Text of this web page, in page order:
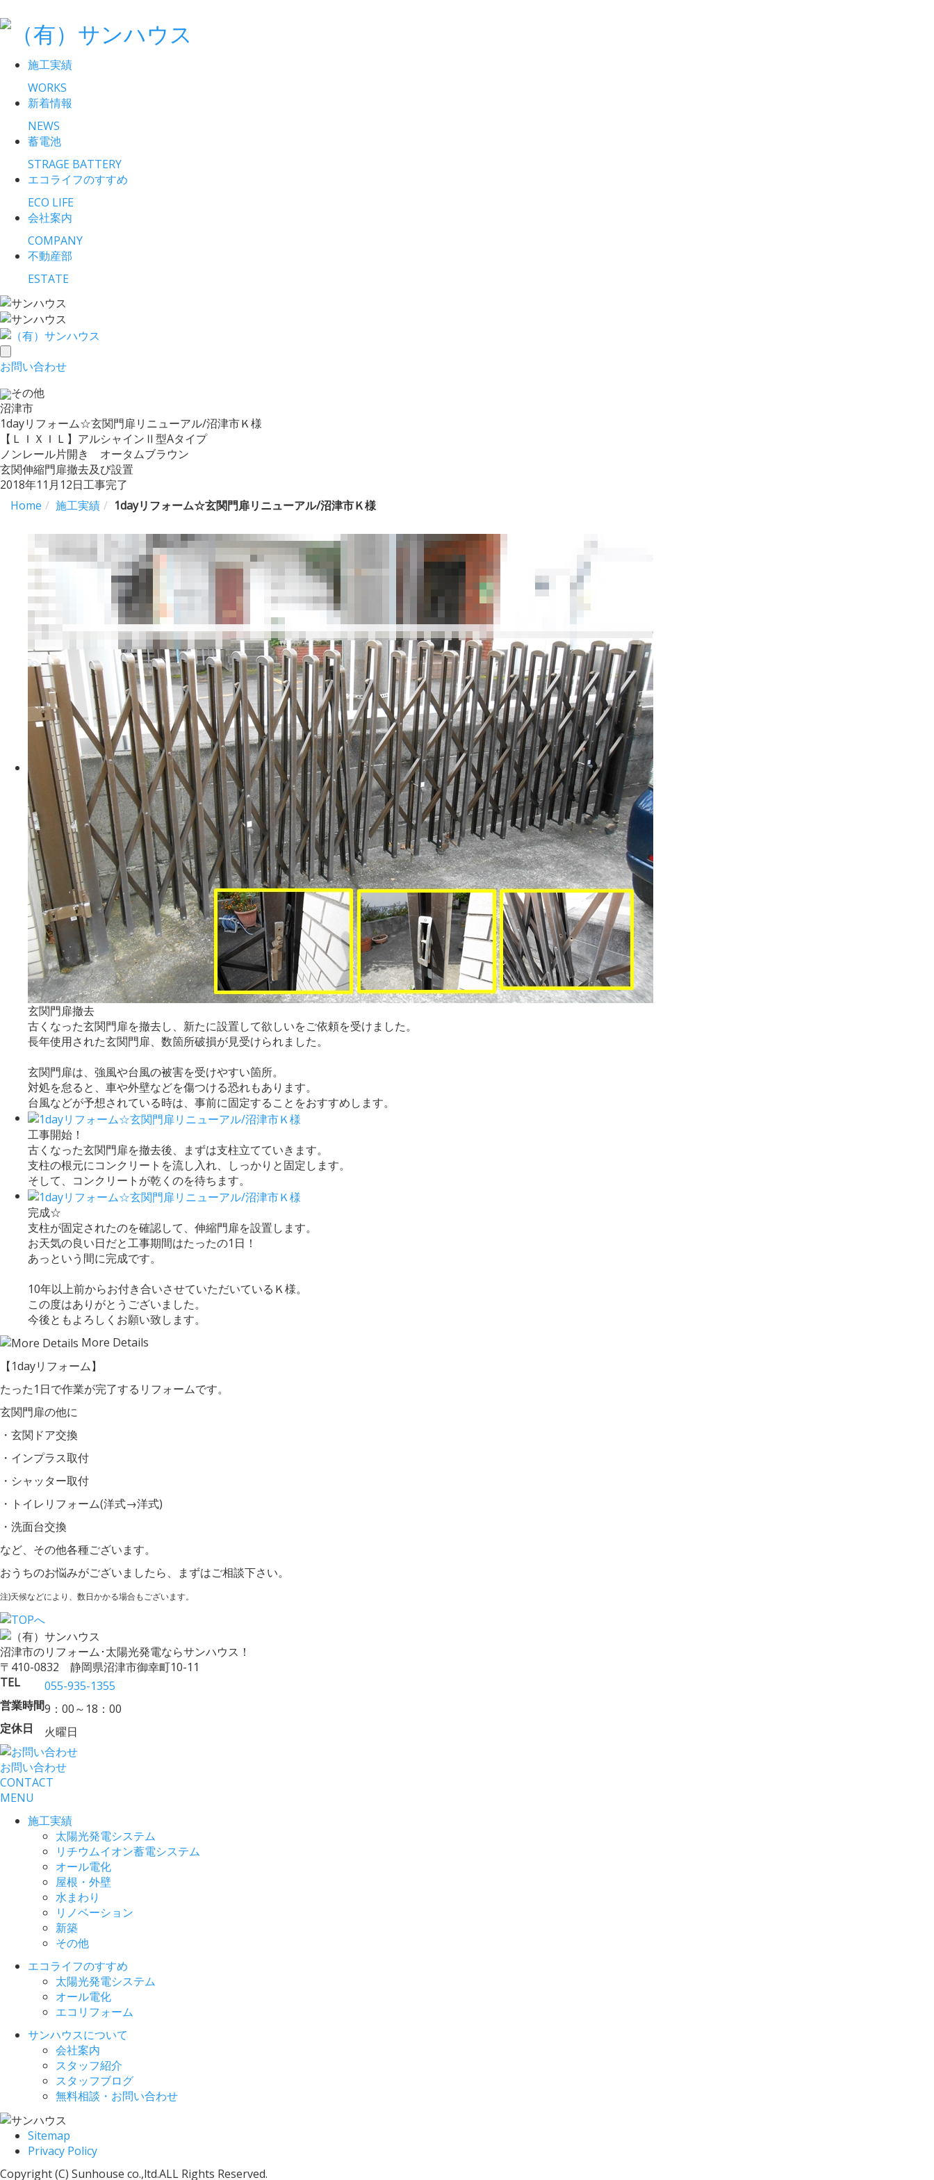
施工実績
WORKS
新着情報
NEWS
蓄電池
STRAGE BATTERY
エコライフのすすめ
ECO LIFE
会社案内
COMPANY
不動産部
ESTATE
toggle
navigation
お問い合わせ
その他
沼津市
1dayリフォーム☆玄関門扉リニューアル/沼津市Ｋ様
【ＬＩＸＩＬ】アルシャインⅡ型Aタイプ
ノンレール片開き オータムブラウン
玄関伸縮門扉撤去及び設置
2018年11月12日工事完了
Home
施工実績 1dayリフォーム☆玄関門扉リニューアル/沼津市Ｋ様
玄関門扉撤去
古くなった玄関門扉を撤去し、新たに設置して欲しいをご依頼を受けました。
長年使用された玄関門扉、数箇所破損が見受けられました。
玄関門扉は、強風や台風の被害を受けやすい箇所。
対処を怠ると、車や外壁などを傷つける恐れもあります。
台風などが予想されている時は、事前に固定することをおすすめします。
工事開始！
古くなった玄関門扉を撤去後、まずは支柱立てていきます。
支柱の根元にコンクリートを流し入れ、しっかりと固定します。
そして、コンクリートが乾くのを待ちます。
完成☆
支柱が固定されたのを確認して、伸縮門扉を設置します。
お天気の良い日だと工事期間はたったの1日！
あっという間に完成です。
10年以上前からお付き合いさせていただいているＫ様。
この度はありがとうございました。
今後ともよろしくお願い致します。
More Details
【1dayリフォーム】
たった1日で作業が完了するリフォームです。
玄関門扉の他に
・玄関ドア交換
・インプラス取付
・シャッター取付
・トイレリフォーム(洋式→洋式)
・洗面台交換
など、その他各種ございます。
おうちのお悩みがございましたら、まずはご相談下さい。
注)天候などにより、数日かかる場合もございます。
沼津市のリフォーム･太陽光発電ならサンハウス！
〒410-0832 静岡県沼津市御幸町10-11
TEL
055-935-1355
営業時間9：00～18：00
定休日
火曜日
お問い合わせ
CONTACT
MENU
施工実績
太陽光発電システム
リチウムイオン蓄電システム
オール電化
屋根・外壁
水まわり
リノベーション
新築
その他
エコライフのすすめ
太陽光発電システム
オール電化
エコリフォーム
サンハウスについて
会社案内
スタッフ紹介
スタッフブログ
無料相談・お問い合わせ
Sitemap
Privacy Policy
Copyright (C) Sunhouse co.,ltd.ALL Rights Reserved.